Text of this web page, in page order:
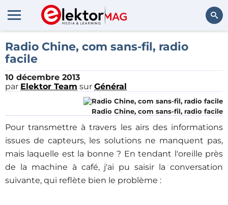
Rechercher
Radio Chine, com sans-fil, radio
facile
10 décembre 2013
par Elektor Team sur Général
Radio Chine, com sans-fil, radio facile
Pour transmettre à travers les airs des informations
issues de capteurs, les solutions ne manquent pas,
mais laquelle est la bonne ? En tendant l'oreille près
de la machine à café, j'ai pu saisir la conversation
suivante, qui reflète bien le problème :